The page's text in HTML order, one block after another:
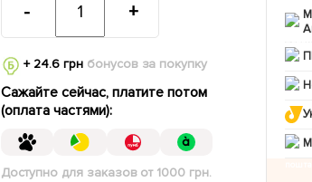
- +
+ 24.6 грнбонусов за покупку
Сажайте сейчас, платите потом
(оплата частями):
Доступно для заказов от 1000 грн.